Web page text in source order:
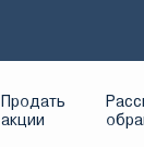
Продать
акции